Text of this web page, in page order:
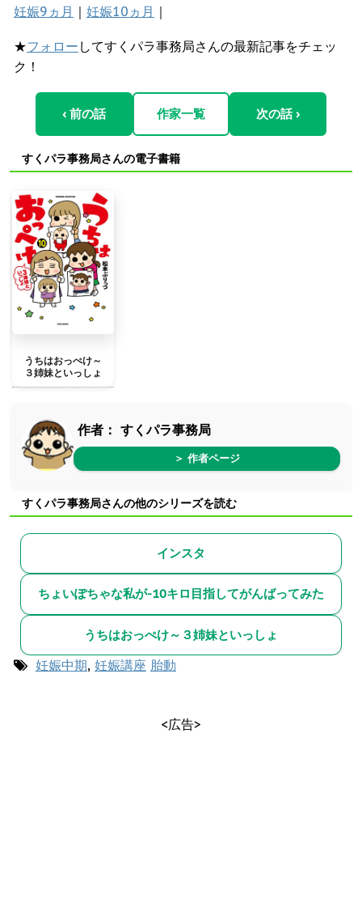
妊娠9ヵ月 ｜ 妊娠10ヵ月 ｜
★フォロー してすくパラ事務局さんの最新記事をチェッ
ク！
‹ 前の話 作家一覧 次の話 ›
すくパラ事務局さんの電子書籍
うちはおっぺけ～
３姉妹といっしょ
作者： すくパラ事務局
＞ 作者ページ
すくパラ事務局さんの他のシリーズを読む
インスタ
ちょいぽちゃな私が-10キロ目指してがんばってみた
うちはおっぺけ～３姉妹といっしょ
妊娠中期, 妊娠講座 胎動
<広告>